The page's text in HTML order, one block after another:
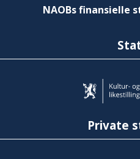
NAOBs finansielle
Private